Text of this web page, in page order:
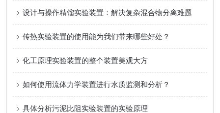
设计与操作精馏实验装置：解决复杂混合物分离难题
传热实验装置的使用能为我们带来哪些好处？
化工原理实验装置的整个装置美观大方
如何使用流体力学装置进行水质监测和分析？
具体分析污泥比阻实验装置的实验原理